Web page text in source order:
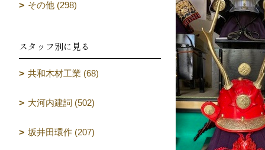
その他 (298)
スタッフ別に見る
共和木材工業 (68)
大河内建詞 (502)
坂井田環作 (207)